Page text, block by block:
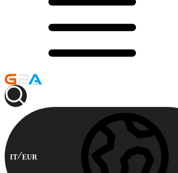
IT EUR